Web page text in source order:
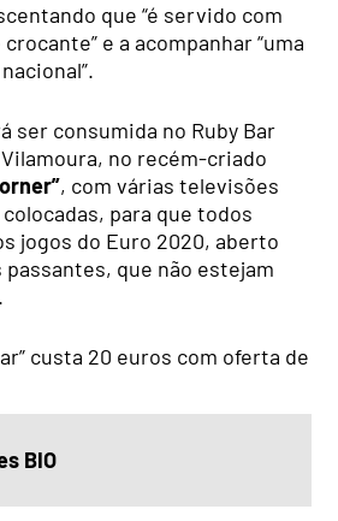
que “é servido com
e a acompanhar “uma
ser consumida no Ruby Bar
no recém-criado
, com várias televisões
para que todos
jogos do Euro 2020, aberto
que não estejam
custa 20 euros com oferta de
BIO